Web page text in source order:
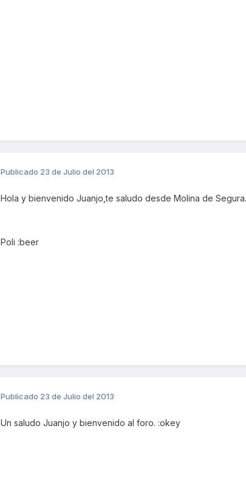
Publicado 23 de Julio del 2013
Hola y bienvenido Juanjo,te saludo desde Molina de
Poli :beer
Publicado 23 de Julio del 2013
Un saludo Juanjo y bienvenido al foro. :okey